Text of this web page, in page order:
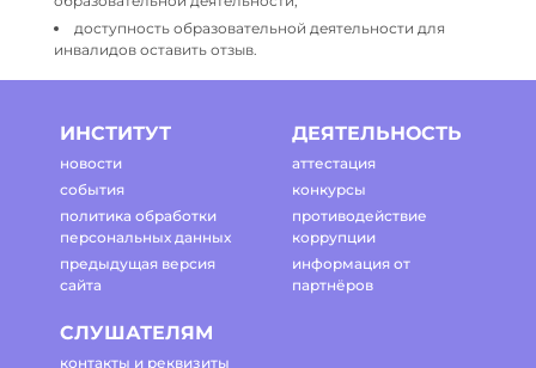
доступность образовательной деятельности для
инвалидов оставить отзыв.
ИНСТИТУТ
новости
события
политика обработки
персональных данных
предыдущая версия
сайта
ДЕЯТЕЛЬНОСТЬ
аттестация
конкурсы
противодействие
коррупции
информация от
партнёров
СЛУШАТЕЛЯМ
контакты и реквизиты